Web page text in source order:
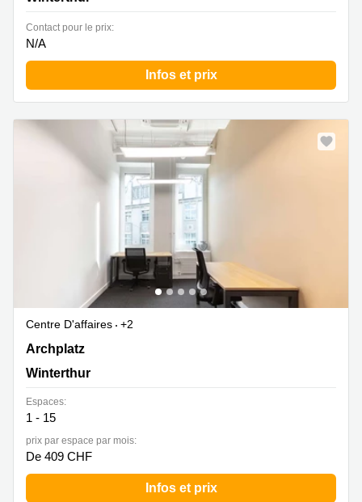
Contact pour le prix:
N/A
Infos et prix
Centre D'affaires
+2
Archplatz 2,2. Stock, Winterthur
Archplatz
Winterthur
Espaces:
1 - 15
prix par espace par mois:
De 409 CHF
Infos et prix